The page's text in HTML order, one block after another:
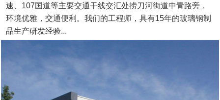
速、107国道等主要交通干线交汇处捞刀河街道中青路旁，
环境优雅，交通便利。我们的工程师，具有15年的玻璃钢制
品生产研发经验...